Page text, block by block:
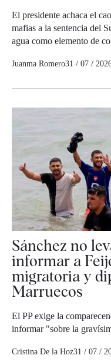
El presidente achaca el
mafias a la sentencia del
agua como elemento de
Juanma Romero31 / 07 /
Sánchez no
informar a
migratoria y
Marruecos
El PP exige la
informar "sobre la
Cristina De la Hoz31 / 07 /